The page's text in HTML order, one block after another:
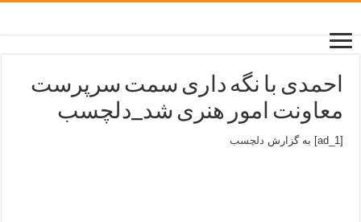
احمدی با نگه داری سمت سرپرست
معاونت امور هنری شد_دلچسب
[ad_1] به گزارش دلچسب